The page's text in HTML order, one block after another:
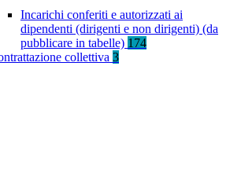
Incarichi conferiti e autorizzati ai
dipendenti (dirigenti e non dirigenti) (da
pubblicare in tabelle) 174
collettiva 3